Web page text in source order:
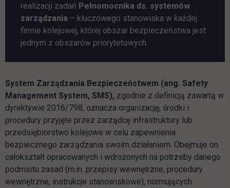
realizacji zadań Pełnomocnika ds. systemów
zarządzania – kluczowego stanowiska w każdej
firmie kolejowej, której obszar bezpieczeństwa jest
jednym z obszarów priorytetowych.
System Zarządzania Bezpieczeństwem (ang. Safety
Management System, SMS), zgodnie z definicją zawartą w
dyrektywie 2016/798, oznacza organizację, środki i
procedury przyjęte przez zarządcę infrastruktury lub
przedsiębiorstwo kolejowe w celu zapewnienia
bezpiecznego zarządzania swoim działaniem. Obejmuje on
całokształt opracowanych i wdrożonych na potrzeby danego
podmiotu zasad (m.in. przepisy wewnętrzne, procedury
wewnętrzne, instrukcje stanowiskowe), normujących